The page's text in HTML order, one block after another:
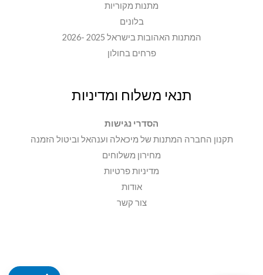
מתנות מקוריות
בלונים
המתנות האהובות בישראל 2025 -2026
פרחים בחולון
תנאי משלוח ומדיניות
הסדרי נגישות
תקנון החברה המתנות של מיכאלה וענהאל וביטול הזמנה
מחירון משלוחים
מדיניות פרטיות
אודות
צור קשר